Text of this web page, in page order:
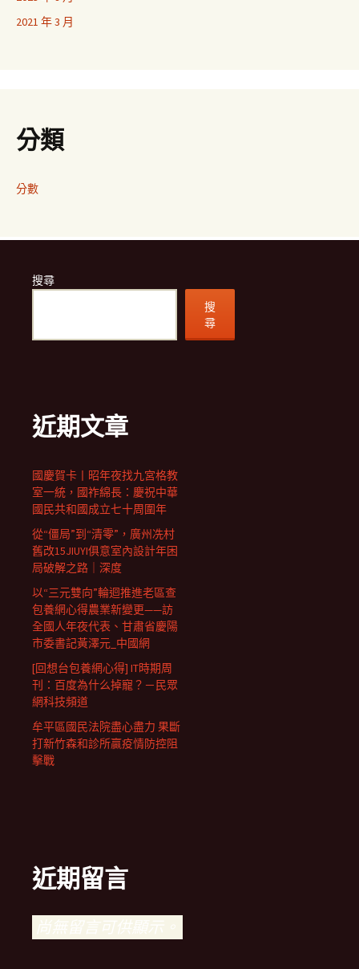
2021 年 3 月
分類
分數
搜尋
搜
尋
近期文章
國慶賀卡丨昭年夜找九宮格教
室一統，國祚綿長：慶祝中華
國民共和國成立七十周圍年
從“僵局”到“清零”，廣州冼村
舊改15JIUYI俱意室內設計年困
局破解之路｜深度
以“三元雙向”輪迴推進老區查
包養網心得農業新變更——訪
全國人年夜代表、甘肅省慶陽
市委書記黃澤元_中國網
[回想台包養網心得] IT時期周
刊：百度為什么掉寵？－民眾
網科技頻道
牟平區國民法院盡心盡力 果斷
打新竹森和診所贏疫情防控阻
擊戰
近期留言
尚無留言可供顯示。